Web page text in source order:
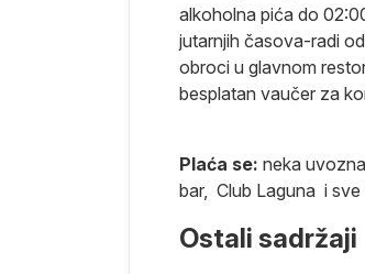
alkoholna pića do
jutarnjih časova-radi
obroci u glavnom
besplatan vaučer za
Plaća se: neka
bar, Club Laguna i
Ostali sadržaji